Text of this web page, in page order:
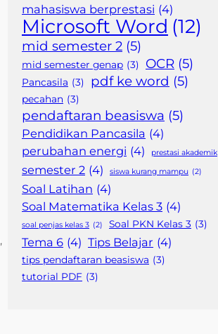
mahasiswa berprestasi (4)
Microsoft Word (12)
mid semester 2 (5)
mid semester genap (3) OCR (5)
Pancasila (3) pdf ke word (5)
pecahan (3)
pendaftaran beasiswa (5)
Pendidikan Pancasila (4)
perubahan energi (4) prestasi akademik
semester 2 (4) siswa kurang mampu (2)
Soal Latihan (4)
Soal Matematika Kelas 3 (4)
soal penjas kelas 3 (2) Soal PKN Kelas 3 (3)
Tema 6 (4) Tips Belajar (4)
tips pendaftaran beasiswa (3)
tutorial PDF (3)